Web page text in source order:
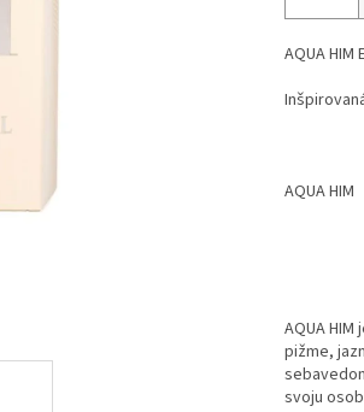
AQUA HIM
AQUA HIM
AQUA
pižme,
svoju